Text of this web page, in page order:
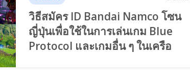
วิธีสมัคร ID Bandai Namco โซน
ญี่ปุ่นเพื่อใช้ในการเล่นเกม Blue
Protocol และเกมอื่น ๆ ในเครือ